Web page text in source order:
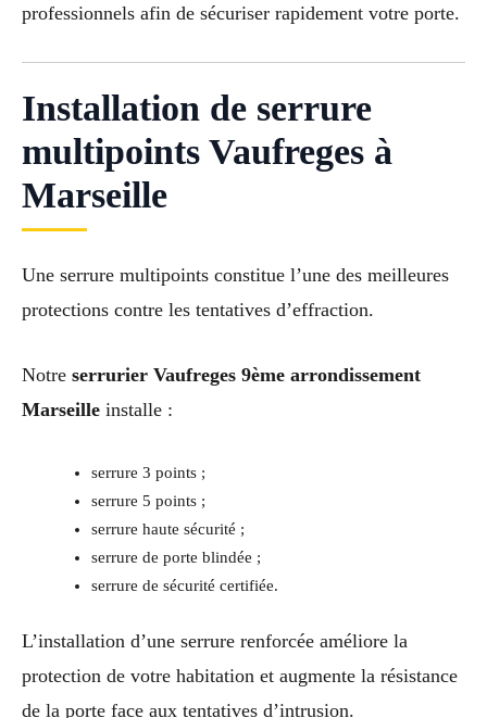
professionnels afin de sécuriser rapidement votre porte.
Installation de serrure
multipoints Vaufreges à
Marseille
Une serrure multipoints constitue l’une des meilleures
protections contre les tentatives d’effraction.
Notre serrurier Vaufreges 9ème arrondissement
Marseille installe :
serrure 3 points ;
serrure 5 points ;
serrure haute sécurité ;
serrure de porte blindée ;
serrure de sécurité certifiée.
L’installation d’une serrure renforcée améliore la
protection de votre habitation et augmente la résistance
de la porte face aux tentatives d’intrusion.